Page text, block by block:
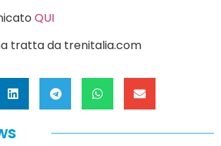
QUI
tratta da trenitalia.com